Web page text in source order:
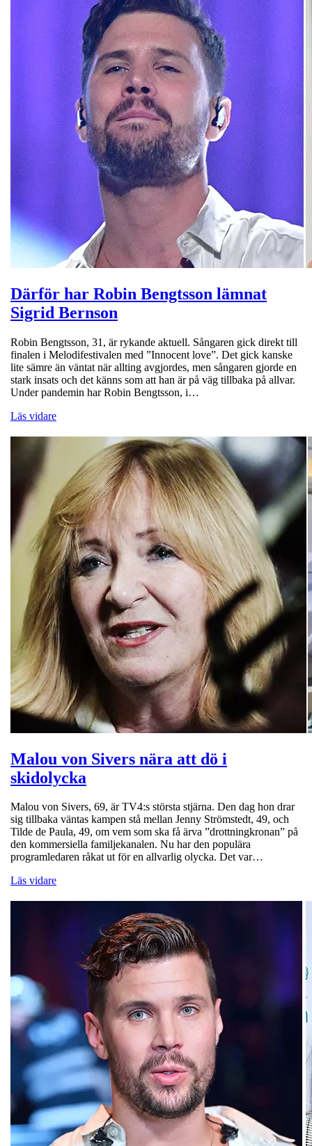
Därför har Robin Bengtsson lämnat
Sigrid Bernson
Robin Bengtsson, 31, är rykande aktuell. Sångaren gick direkt till
finalen i Melodifestivalen med ”Innocent love”. Det gick kanske
lite sämre än väntat när allting avgjordes, men sångaren gjorde en
stark insats och det känns som att han är på väg tillbaka på allvar.
Under pandemin har Robin Bengtsson, i…
Läs vidare
Malou von Sivers nära att dö i
skidolycka
Malou von Sivers, 69, är TV4:s största stjärna. Den dag hon drar
sig tillbaka väntas kampen stå mellan Jenny Strömstedt, 49, och
Tilde de Paula, 49, om vem som ska få ärva ”drottningkronan” på
den kommersiella familjekanalen. Nu har den populära
programledaren råkat ut för en allvarlig olycka. Det var…
Läs vidare